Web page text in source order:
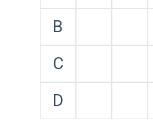
B
C
D